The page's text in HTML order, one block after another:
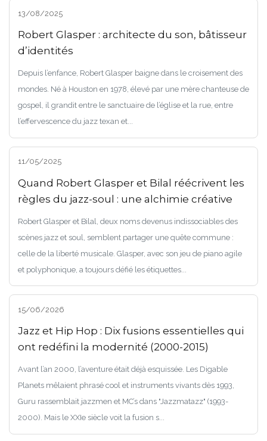
13/08/2025
Robert Glasper : architecte du son, bâtisseur
d’identités
Depuis l’enfance, Robert Glasper baigne dans le croisement des
mondes. Né à Houston en 1978, élevé par une mère chanteuse de
gospel, il grandit entre le sanctuaire de l’église et la rue, entre
l’effervescence du jazz texan et...
11/05/2025
Quand Robert Glasper et Bilal réécrivent les
règles du jazz-soul : une alchimie créative
Robert Glasper et Bilal, deux noms devenus indissociables des
scènes jazz et soul, semblent partager une quête commune :
celle de la liberté musicale. Glasper, avec son jeu de piano agile
et polyphonique, a toujours défié les étiquettes...
15/06/2026
Jazz et Hip Hop : Dix fusions essentielles qui
ont redéfini la modernité (2000-2015)
Avant l’an 2000, l’aventure était déjà esquissée. Les Digable
Planets mêlaient phrasé cool et instruments vivants dès 1993,
Guru rassemblait jazzmen et MC’s dans "Jazzmatazz" (1993-
2000). Mais le XXIe siècle voit la fusion s...